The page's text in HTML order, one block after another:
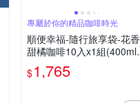
專屬於你的精品咖啡時光
順便幸福-隨行旅享袋-花香
甜橘咖啡10入x1組(400ml
濾袋 旅行 沖泡)
$1,765